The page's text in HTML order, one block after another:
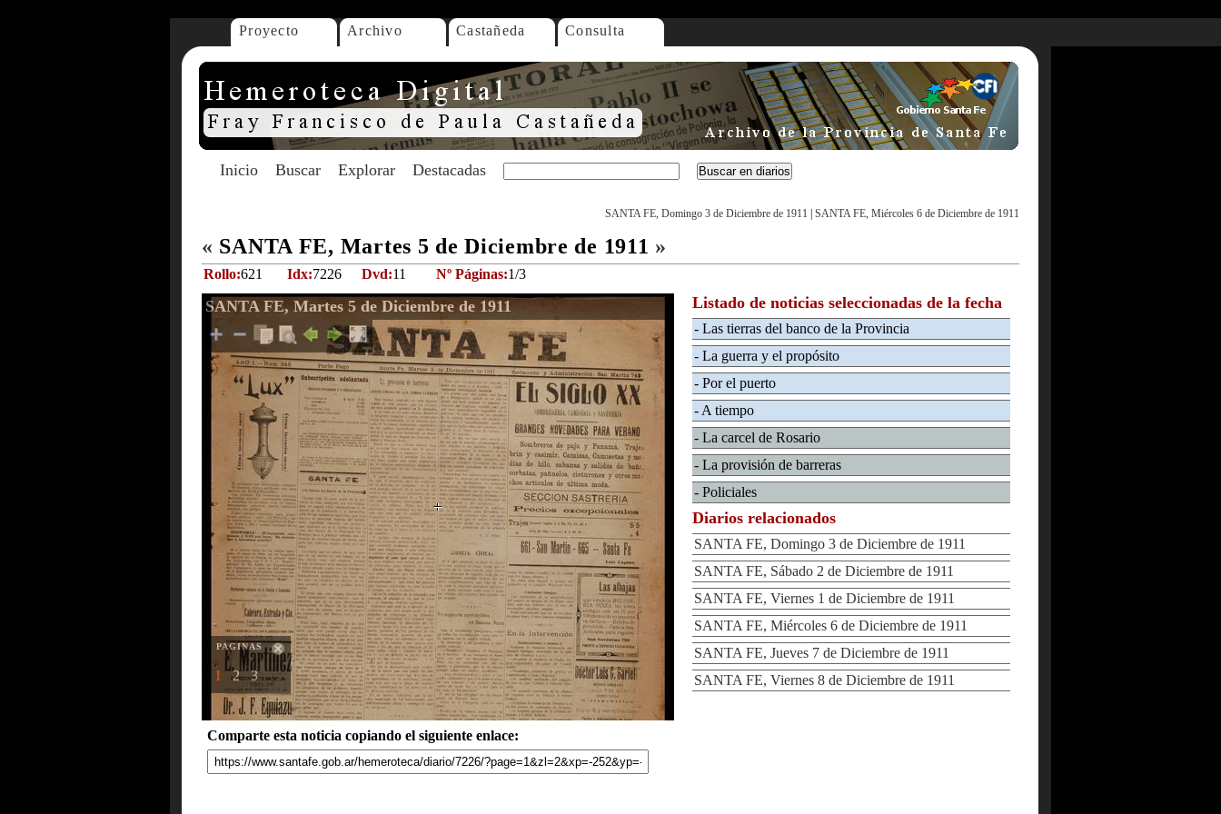
Proyecto Archivo Castañeda Consulta
Inicio Buscar Explorar Destacadas
SANTA FE, Domingo 3 de Diciembre de 1911 SANTA FE, Miércoles 6 de Diciembre de 1911
« SANTA FE, Martes 5 de Diciembre de 1911 »
Rollo:621 Idx:7226 Dvd:11 Nº Páginas:1/3
SANTA FE, Martes 5 de Diciembre de 1911
PAGINAS
1 2 3
Comparte esta noticia copiando el siguiente enlace:
Listado de noticias seleccionadas de la fecha
- Las tierras del banco de la Provincia
- La guerra y el propósito
- Por el puerto
- A tiempo
- La carcel de Rosario
- La provisión de barreras
- Policiales
Diarios relacionados
SANTA FE, Domingo 3 de Diciembre de 1911
SANTA FE, Sábado 2 de Diciembre de 1911
SANTA FE, Viernes 1 de Diciembre de 1911
SANTA FE, Miércoles 6 de Diciembre de 1911
SANTA FE, Jueves 7 de Diciembre de 1911
SANTA FE, Viernes 8 de Diciembre de 1911